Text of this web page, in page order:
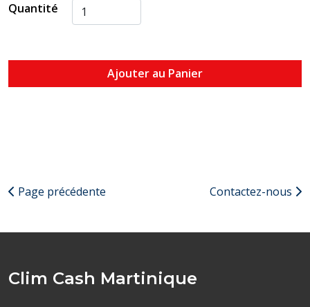
Quantité
Ajouter au Panier
Page précédente Contactez-nous
Clim Cash Martinique